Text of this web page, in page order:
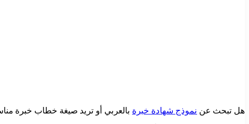
هل تبحث عن نموذج شهادة خبرة بالعربي أو تريد صيغة خطاب خبرة